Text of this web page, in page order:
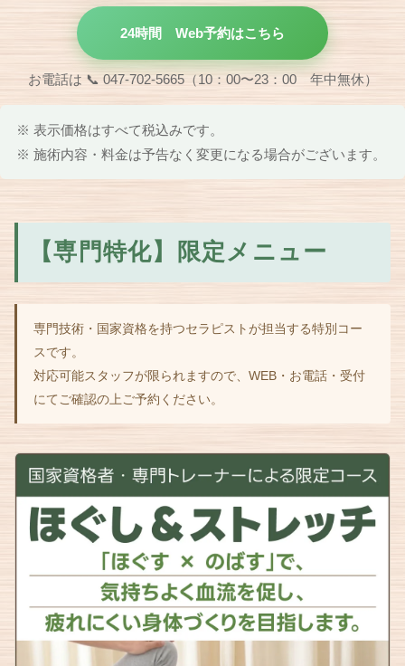
24時間 Web予約はこちら
お電話は 📞 047-702-5665（10：00〜23：00 年中無休）
※ 表示価格はすべて税込みです。
※ 施術内容・料金は予告なく変更になる場合がございます。
【専門特化】限定メニュー
専門技術・国家資格を持つセラピストが担当する特別コー
スです。
対応可能スタッフが限られますので、WEB・お電話・受付
にてご確認の上ご予約ください。